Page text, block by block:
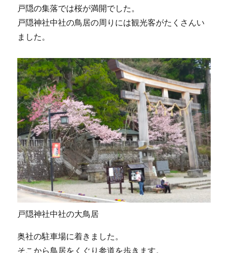
戸隠の集落では桜が満開でした。
戸隠神社中社の鳥居の周りには観光客がたくさんい
ました。
戸隠神社中社の大鳥居
奥社の駐車場に着きました。
そこから鳥居をくぐり参道を歩きます。